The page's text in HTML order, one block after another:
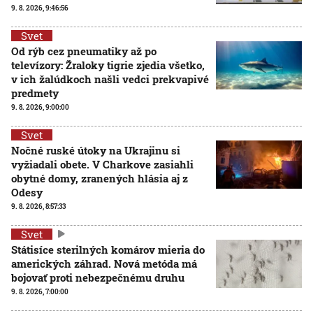
9. 8. 2026, 9:46:56
Svet
Od rýb cez pneumatiky až po
televízory: Žraloky tigrie zjedia všetko,
v ich žalúdkoch našli vedci prekvapivé
predmety
9. 8. 2026, 9:00:00
Svet
Nočné ruské útoky na Ukrajinu si
vyžiadali obete. V Charkove zasiahli
obytné domy, zranených hlásia aj z
Odesy
9. 8. 2026, 8:57:33
Svet
Státisíce sterilných komárov mieria do
amerických záhrad. Nová metóda má
bojovať proti nebezpečnému druhu
9. 8. 2026, 7:00:00